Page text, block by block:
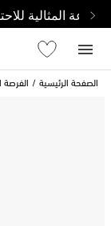
الساعة المثالية
الصفحة الرئيسية الفرصة